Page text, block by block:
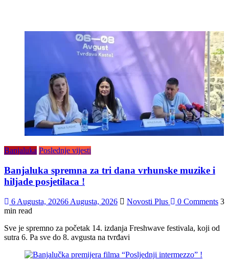
Banjaluka Poslednje vijesti
Banjaluka spremna za tri dana vrhunske muzike i
hiljade posjetilaca !
6 Augusta, 20266 Augusta, 2026 Novosti Plus 0 Comments 3
min read
Sve je spremno za početak 14. izdanja Freshwave festivala, koji od
sutra 6. Pa sve do 8. avgusta na tvrđavi